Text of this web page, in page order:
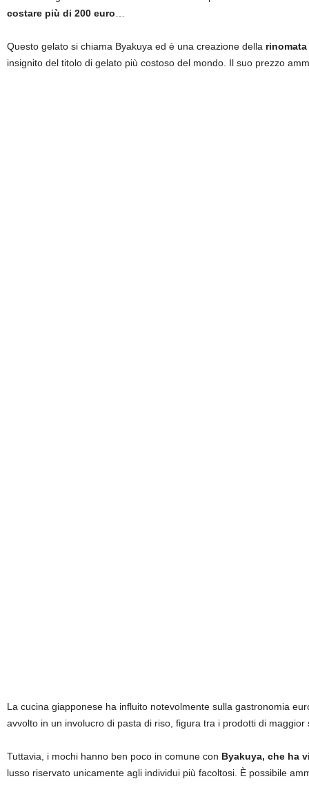
costare più di 200 euro
Questo gelato si chiama Byakuya ed è una creazione della
insignito del titolo di gelato più costoso del mondo. Il suo prezzo
La cucina giapponese ha influito notevolmente sulla gastronomia
avvolto in un involucro di pasta di riso, figura tra i prodotti di maggior
Tuttavia, i mochi hanno ben poco in comune con Byakuya, che ha
lusso riservato unicamente agli individui più facoltosi. È possibile